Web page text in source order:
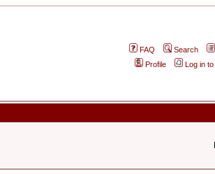
FAQ
Search
Profile
Log in